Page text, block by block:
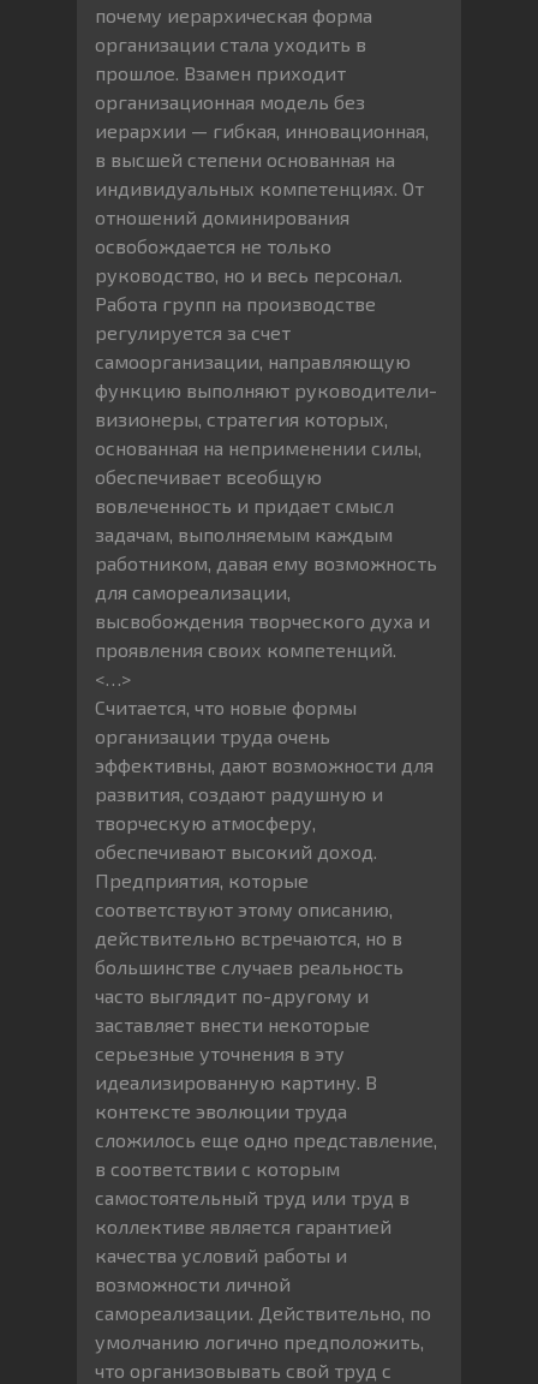
почему иерархическая форма
организации стала уходить в
прошлое. Взамен приходит
организационная модель без
иерархии — гибкая, инновационная,
в высшей степени основанная на
индивидуальных компетенциях. От
отношений доминирования
освобождается не только
руководство, но и весь персонал.
Работа групп на производстве
регулируется за счет
самоорганизации, направляющую
функцию выполняют руководители-
визионеры, стратегия которых,
основанная на неприменении силы,
обеспечивает всеобщую
вовлеченность и придает смысл
задачам, выполняемым каждым
работником, давая ему возможность
для самореализации,
высвобождения творческого духа и
проявления своих компетенций.
<…>
Считается, что новые формы
организации труда очень
эффективны, дают возможности для
развития, создают радушную и
творческую атмосферу,
обеспечивают высокий доход.
Предприятия, которые
соответствуют этому описанию,
действительно встречаются, но в
большинстве случаев реальность
часто выглядит по-другому и
заставляет внести некоторые
серьезные уточнения в эту
идеализированную картину. В
контексте эволюции труда
сложилось еще одно представление,
в соответствии с которым
самостоятельный труд или труд в
коллективе является гарантией
качества условий работы и
возможности личной
самореализации. Действительно, по
умолчанию логично предположить,
что организовывать свой труд с